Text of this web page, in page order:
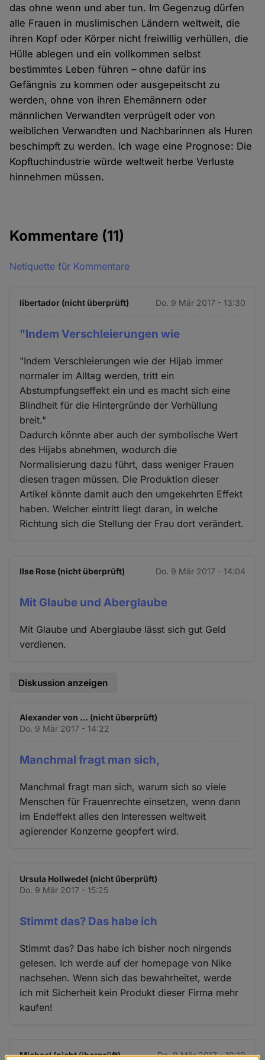
das ohne wenn und aber tun. Im Gegenzug dürfen
alle Frauen in muslimischen Ländern weltweit, die
ihren Kopf oder Körper nicht freiwillig verhüllen, die
Hülle ablegen und ein vollkommen selbst
bestimmtes Leben führen – ohne dafür ins
Gefängnis zu kommen oder ausgepeitscht zu
werden, ohne von ihren Ehemännern oder
männlichen Verwandten verprügelt oder von
weiblichen Verwandten und Nachbarinnen als Huren
beschimpft zu werden. Ich wage eine Prognose: Die
Kopftuchindustrie würde weltweit herbe Verluste
hinnehmen müssen.
Kommentare (11)
Netiquette für Kommentare
libertador (nicht überprüft) Do. 9 Mär 2017 - 13:30
"Indem Verschleierungen wie
"Indem Verschleierungen wie der Hijab immer
normaler im Alltag werden, tritt ein
Abstumpfungseffekt ein und es macht sich eine
Blindheit für die Hintergründe der Verhüllung
breit."
Dadurch könnte aber auch der symbolische Wert
des Hijabs abnehmen, wodurch die
Normalisierung dazu führt, dass weniger Frauen
diesen tragen müssen. Die Produktion dieser
Artikel könnte damit auch den umgekehrten Effekt
haben. Welcher eintritt liegt daran, in welche
Richtung sich die Stellung der Frau dort verändert.
Ilse Rose (nicht überprüft) Do. 9 Mär 2017 - 14:04
Mit Glaube und Aberglaube
Mit Glaube und Aberglaube lässt sich gut Geld
verdienen.
Diskussion anzeigen
Alexander von … (nicht überprüft)
Do. 9 Mär 2017 - 14:22
Manchmal fragt man sich,
Manchmal fragt man sich, warum sich so viele
Menschen für Frauenrechte einsetzen, wenn dann
im Endeffekt alles den Interessen weltweit
agierender Konzerne geopfert wird.
Ursula Hollwedel (nicht überprüft)
Do. 9 Mär 2017 - 15:25
Stimmt das? Das habe ich
Stimmt das? Das habe ich bisher noch nirgends
gelesen. Ich werde auf der homepage von Nike
nachsehen. Wenn sich das bewahrheitet, werde
ich mit Sicherheit kein Produkt dieser Firma mehr
kaufen!
Michael (nicht überprüft) Do. 9 Mär 2017 - 19:19